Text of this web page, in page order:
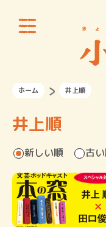
ホーム 井上順
井上順
新しい順 古